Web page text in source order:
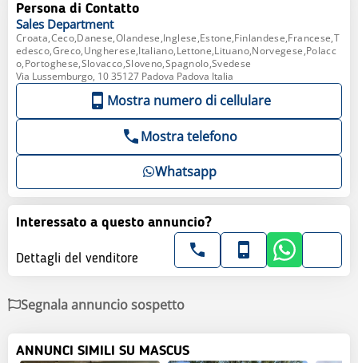
Persona di Contatto
Sales Department
Croata,Ceco,Danese,Olandese,Inglese,Estone,Finlandese,Francese,T
edesco,Greco,Ungherese,Italiano,Lettone,Lituano,Norvegese,Polacc
o,Portoghese,Slovacco,Sloveno,Spagnolo,Svedese
Via Lussemburgo, 10 35127 Padova Padova Italia
Mostra numero di cellulare
Mostra telefono
Whatsapp
Interessato a questo annuncio?
Dettagli del venditore
Segnala annuncio sospetto
ANNUNCI SIMILI SU MASCUS